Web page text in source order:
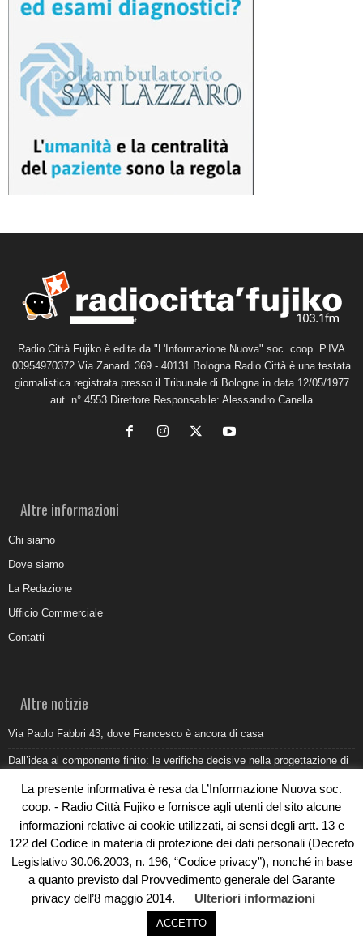
Radio Città Fujiko è edita da "L'Informazione Nuova" soc. coop. P.IVA
00954970372 Via Zanardi 369 - 40131 Bologna Radio Città è una testata
giornalistica registrata presso il Tribunale di Bologna in data 12/05/1977
aut. n° 4553 Direttore Responsabile: Alessandro Canella
Altre informazioni
Chi siamo
Dove siamo
La Redazione
Ufficio Commerciale
Contatti
Altre notizie
Via Paolo Fabbri 43, dove Francesco è ancora di casa
Dall’idea al componente finito: le verifiche decisive nella progettazione di
Belvedere Marittimo e il report ARPACAL 2026 sulla qualità del mare
Come organizzare e allestire una camera ardente per l’ultimo saluto
Umidità di risalita in casa, come riconoscere i segnali veri
© Copyright 2019 - Rivoluzioni Digitali
La presente informativa è resa da L’Informazione Nuova soc.
coop. - Radio Città Fujiko e fornisce agli utenti del sito alcune
informazioni relative ai cookie utilizzati, ai sensi degli artt. 13 e
122 del Codice in materia di protezione dei dati personali (Decreto
Legislativo 30.06.2003, n. 196, “Codice privacy”), nonché in base
a quanto previsto dal Provvedimento generale del Garante
privacy dell’8 maggio 2014.
Ulteriori informazioni
ACCETTO